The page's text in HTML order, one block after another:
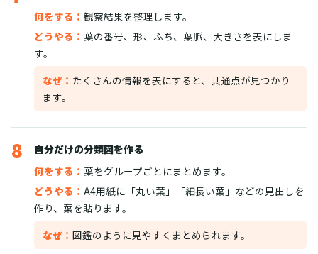
何をする： 観察結果を整理します。
どうやる： 葉の番号、形、ふち、葉脈、大きさを表にしま
す。
なぜ： たくさんの情報を表にすると、共通点が見つかり
ます。
8
自分だけの分類図を作る
何をする： 葉をグループごとにまとめます。
どうやる： A4用紙に「丸い葉」「細長い葉」などの見出しを
作り、葉を貼ります。
なぜ： 図鑑のように見やすくまとめられます。